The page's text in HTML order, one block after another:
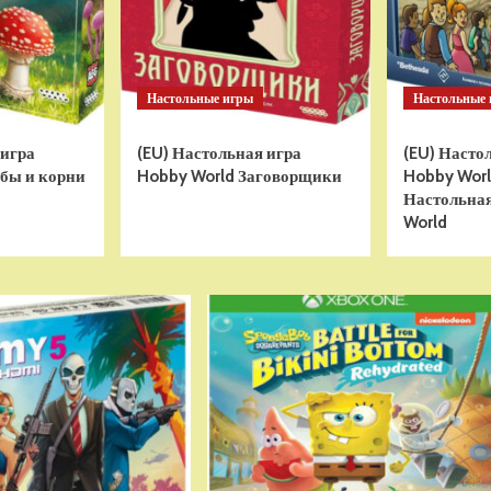
и корни
Настольные игры
(EU) Настольная игра
Hobby World Заговорщики
Настольные
(EU)
Hobby
World